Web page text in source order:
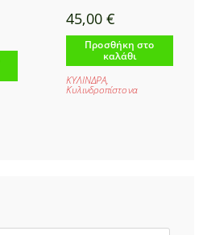
45,00 €
Προσθήκη στο
καλάθι
ΚΥΛΙΝΔΡΑ,
Κυλινδροπίστονα